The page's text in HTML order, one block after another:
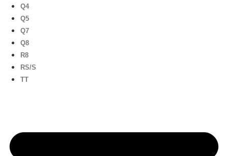
Q4
Q5
Q7
Q8
R8
RS/S
TT